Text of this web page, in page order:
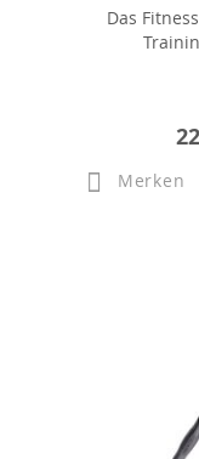
Das
Merken